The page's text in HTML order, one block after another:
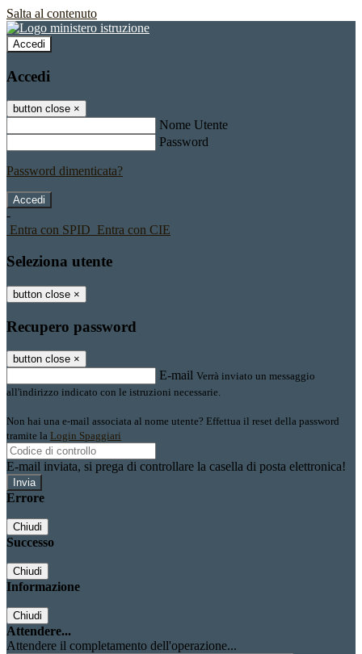
Salta al contenuto
Accedi
Accedi
button close ×
Nome Utente
Password
Password dimenticata?
-
Entra con SPID Entra con CIE
Seleziona utente
button close ×
Recupero password
button close ×
E-mail Verrà inviato un messaggio
all'indirizzo indicato con le istruzioni necessarie.
Non hai una e-mail associata al nome utente? Effettua il reset della password
tramite la Login Spaggiari
E-mail inviata, si prega di controllare la casella di posta elettronica!
Errore
Chiudi
Successo
Chiudi
Informazione
Chiudi
Attendere...
Attendere il completamento dell'operazione...